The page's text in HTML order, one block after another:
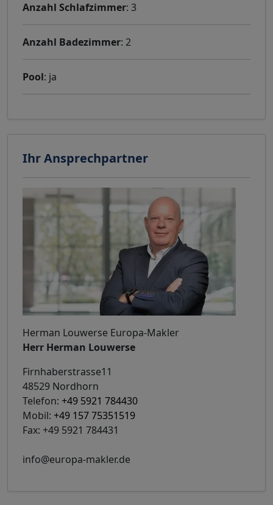
Anzahl Schlafzimmer: 3
Anzahl Badezimmer: 2
Pool: ja
Ihr Ansprechpartner
Herman Louwerse Europa-Makler
Herr Herman Louwerse
Firnhaberstrasse11
48529 Nordhorn
Telefon: +49 5921 784430
Mobil: +49 157 75351519
Fax: +49 5921 784431
info@europa-makler.de